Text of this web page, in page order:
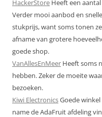
HackerStore Heeft een
Verder mooi aanbod en
stukprijs, want soms tonen
afname van grotere
goede shop.
VanAllesEnMeer Heeft soms
hebben. Zeker de moeite
bezoeken.
Kiwi ElectronicsGoede
name de AdaFruit afdeling